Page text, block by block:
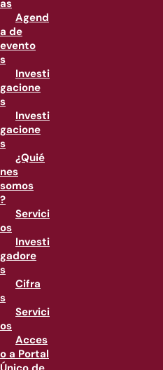
as
Agend
a de
evento
s
Investi
gacione
s
Investi
gacione
s
¿Quié
nes
somos
?
Servici
os
Investi
gadore
s
Cifra
s
Servici
os
Acces
o a Portal